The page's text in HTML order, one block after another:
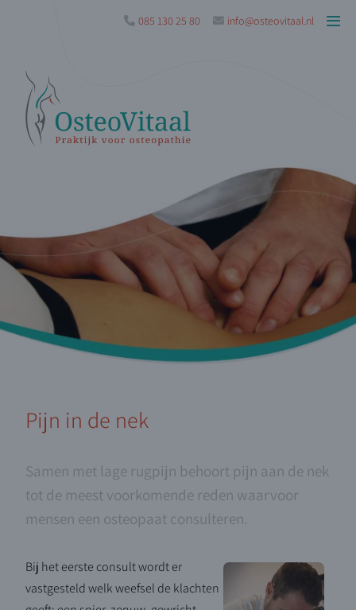
085 130 25 80 info@osteovitaal.nl
Pijn in de nek
Samen met lage rugpijn behoort pijn aan de nek
tot de meest voorkomende reden waarvoor
mensen een osteopaat consulteren.
Bij het eerste consult wordt er
vastgesteld welk weefsel de klachten